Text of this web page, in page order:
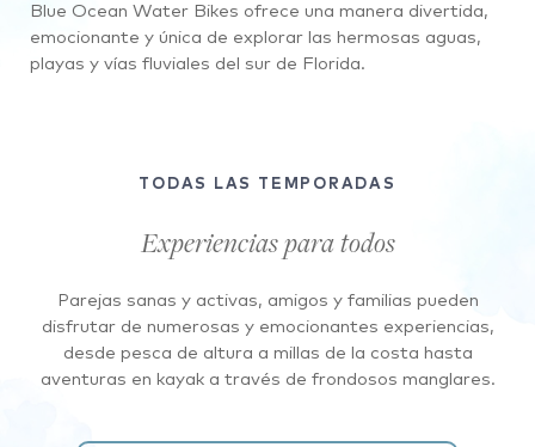
Blue Ocean Water Bikes ofrece una manera divertida,
emocionante y única de explorar las hermosas aguas,
playas y vías fluviales del sur de Florida.
TODAS LAS TEMPORADAS
Experiencias para todos
Parejas sanas y activas, amigos y familias pueden
disfrutar de numerosas y emocionantes experiencias,
desde pesca de altura a millas de la costa hasta
aventuras en kayak a través de frondosos manglares.